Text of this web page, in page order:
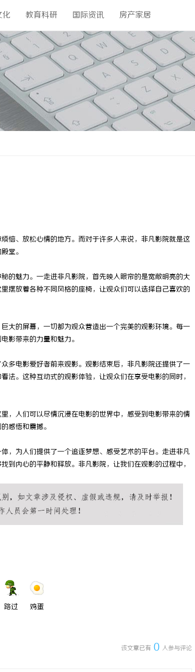
化 教育科研 国际资讯 房产家居
恼、放松心情的地方。而对于许多人来说，非凡影院就是这
堂。
的魅力。一走进非凡影院，首先映入眼帘的是宽敞明亮的大
摆放着各种不同风格的座椅，让观众们可以选择自己喜欢的
大的屏幕，一切都为观众营造出一个完美的观影环境。每一
影带来的力量和魅力。
多电影爱好者前来观影。观影结束后，非凡影院还提供了一
法。这种互动式的观影体验，让观众们在享受电影的同时，
，人们可以尽情沉浸在电影的世界中，感受到电影带来的情
感悟和震撼。
，为人们提供了一个追逐梦想、感受艺术的平台。走进非凡
到内心的平静和释放。非凡影院，让我们在观影的过程中，
路过 鸡蛋
该文章已有 0 人参与评论
武汉配眼镜 上海配眼镜